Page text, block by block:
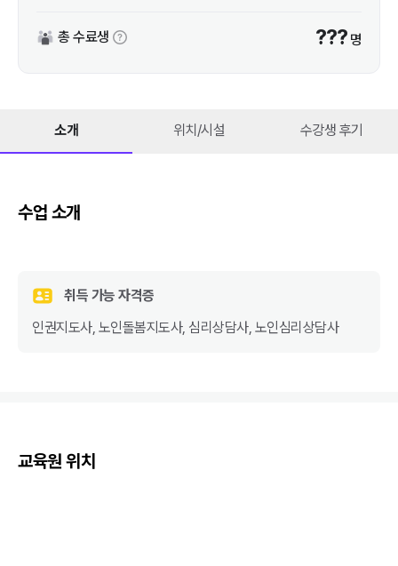
총 수료생 ??? 명
소개 위치/시설 수강생 후기
수업 소개
취득 가능 자격증
인권지도사, 노인돌봄지도사, 심리상담사, 노인심리상담사
교육원 위치